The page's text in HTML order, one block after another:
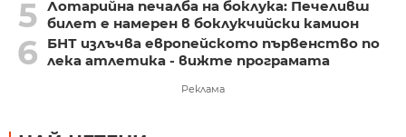
5 Лотарийна печалба на боклука: Печеливш
билет е намерен в боклукчийски камион
6
БНТ излъчва европейското първенство по
лека атлетика - вижте програмата
Реклама